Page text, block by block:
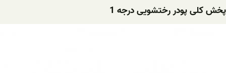
پخش کلی پودر رختشویی درجه 1